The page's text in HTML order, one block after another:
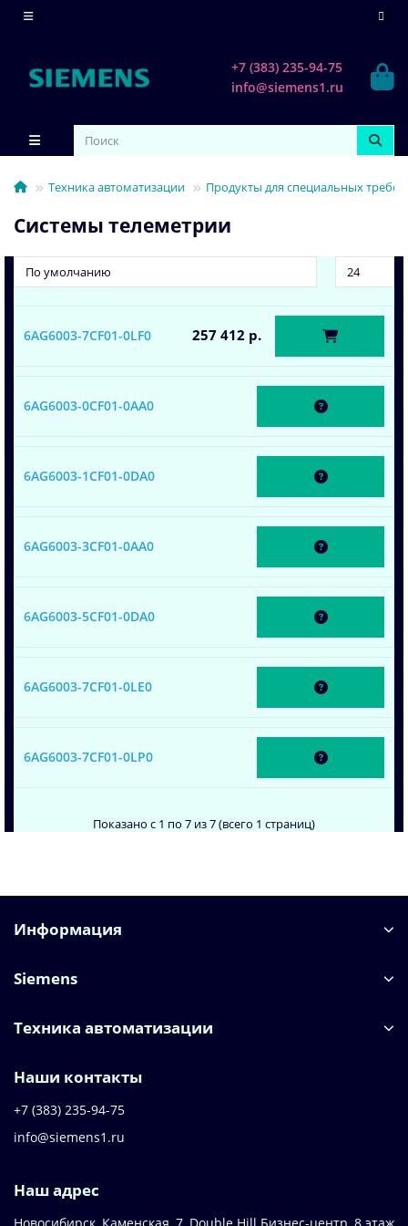
+7 (383) 235-94-75
info@siemens1.ru
Техника автоматизации Продукты для специальных
Системы телеметрии
6AG6003-7CF01-0LF0 257 412 р.
6AG6003-0CF01-0AA0
6AG6003-1CF01-0DA0
6AG6003-3CF01-0AA0
6AG6003-5CF01-0DA0
6AG6003-7CF01-0LE0
6AG6003-7CF01-0LP0
Показано с 1 по 7 из 7 (всего 1 страниц)
Информация
Siemens
Техника автоматизации
Наши контакты
+7 (383) 235-94-75
info@siemens1.ru
Наш адрес